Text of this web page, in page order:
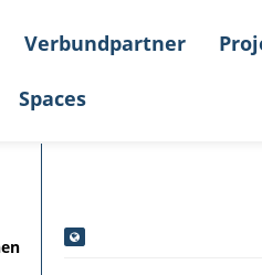
Verbundpartner
Spaces